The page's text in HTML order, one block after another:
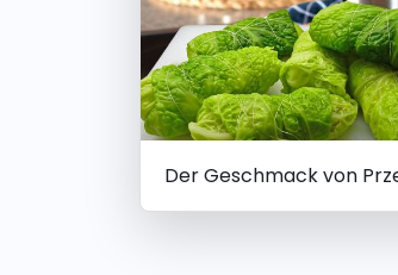
Der Geschmack von